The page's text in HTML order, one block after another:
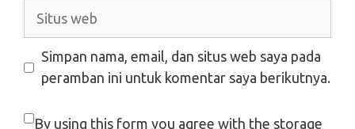
Situs
Simpan nama, email, dan situs web saya pada
peramban ini untuk komentar saya berikutnya.
By using this form you agree with the storage